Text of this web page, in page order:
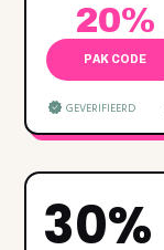
20%
PAK CODE
GEVERIFIEERD
30%